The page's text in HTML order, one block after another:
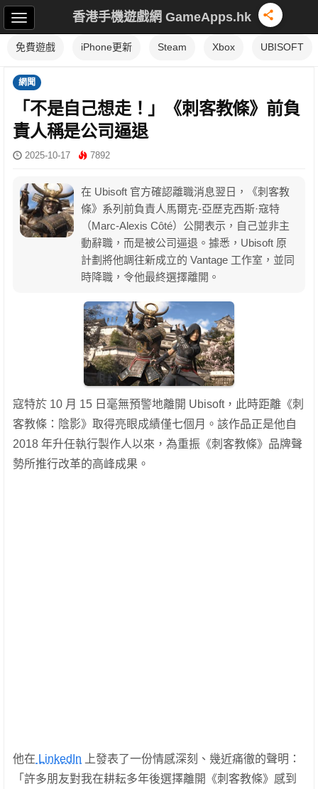
香港手機遊戲網 GameApps.hk
免費遊戲 iPhone更新 Steam Xbox UBISOFT
網聞
「不是自己想走！」《刺客教條》前負
責人稱是公司逼退
2025-10-17 7892
在 Ubisoft 官方確認離職消息翌日，《刺客教
條》系列前負責人馬爾克-亞歷克西斯·寇特
（Marc-Alexis Côté）公開表示，自己並非主
動辭職，而是被公司逼退。據悉，Ubisoft 原
計劃將他調往新成立的 Vantage 工作室，並同
時降職，令他最終選擇離開。
寇特於 10 月 15 日毫無預警地離開 Ubisoft，此時距離《刺
客教條：陰影》取得亮眼成績僅七個月。該作品正是他自
2018 年升任執行製作人以來，為重振《刺客教條》品牌聲
勢所推行改革的高峰成果。
他在 LinkedIn 上發表了一份情感深刻、幾近痛徹的聲明：
「許多朋友對我在耕耘多年後選擇離開《刺客教條》感到